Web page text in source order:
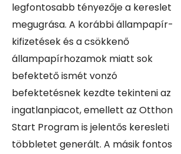
legfontosabb tényezője a kereslet
megugrása. A korábbi állampapír-
kifizetések és a csökkenő
állampapírhozamok miatt sok
befektető ismét vonzó
befektetésnek kezdte tekinteni az
ingatlanpiacot, emellett az Otthon
Start Program is jelentős keresleti
többletet generált. A másik fontos